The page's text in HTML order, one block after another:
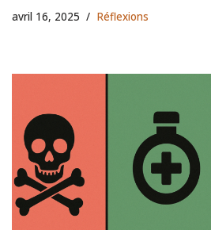
avril 16, 2025 Réflexions